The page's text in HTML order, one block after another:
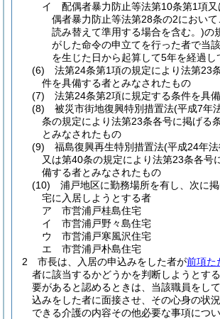
イ
配偶者暴力防止等法第10条第1項
偶者暴力防止等法第28条の2におい
読み替えて準用する場合を含む。)の
がした命令の申立てを行った者で当
を生じた日から起算して5年を経過し
(6)
法第24条第1項の規定により法第23
件を具備する者とみなされたもの
(7)
法第24条第2項に規定する条件を具
(8)
被災市街地復興特別措置法(平成7年
条の規定により法第23条各号に掲げる
とみなされたもの
(9)
福島復興再生特別措置法(平成24年
又は第40条の規定により法第23条各号
備する者とみなされたもの
(10)
浦戸地区に勤務場所を有し、次に
宅に入居しようとする者
ア
市営浦戸桂島住宅
イ
市営浦戸野々島住宅
ウ
市営浦戸寒風沢住宅
エ
市営浦戸朴島住宅
2
市長は、入居の申込みをした者が前項た
者に該当するかどうかを判断しようとす
要があると認めるときは、当該職員をし
込みをした者に面接させ、その心身の状
できる介護の内容その他必要な事項につ